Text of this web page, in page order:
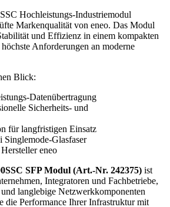
Hochleistungs-Industriemodul
Markenqualität von eneo. Das Modul
und Effizienz in einem kompakten
Anforderungen an moderne
Blick:
Datenübertragung
Sicherheits- und
für langfristigen Einsatz
Glasfaser
eneo
SFP Modul (Art.-Nr. 242375) ist
Integratoren und Fachbetriebe,
langlebige Netzwerkkomponenten
die Performance Ihrer Infrastruktur mit